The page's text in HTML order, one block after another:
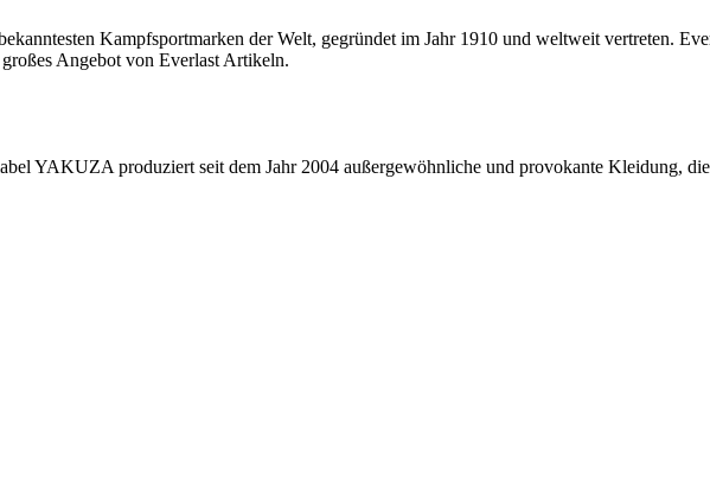
Kampfsportmarken der Welt, gegründet im Jahr 1910 und weltweit vertreten.
Angebot von Everlast Artikeln.
YAKUZA produziert seit dem Jahr 2004 außergewöhnliche und provokante Kleidung,